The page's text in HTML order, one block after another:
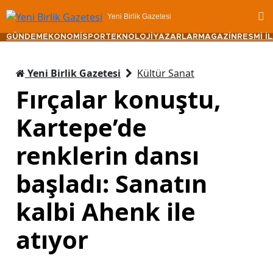
Yeni Birlik Gazetesi
GÜNDEM EKONOMİ SPORTEKNOLOJİ YAZARLAR MAGAZİN RESMİ
Yeni Birlik Gazetesi Kültür Sanat
Fırçalar konuştu,
Kartepe’de
renklerin dansı
başladı: Sanatın
kalbi Ahenk ile
atıyor